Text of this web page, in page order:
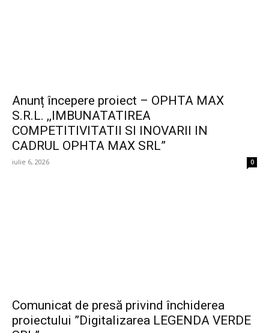
Anunț începere proiect – OPHTA MAX
S.R.L. ,,IMBUNATATIREA
COMPETITIVITATII SI INOVARII IN
CADRUL OPHTA MAX SRL”
iulie 6, 2026 0
Comunicat de presă privind închiderea
proiectului ”Digitalizarea LEGENDA VERDE